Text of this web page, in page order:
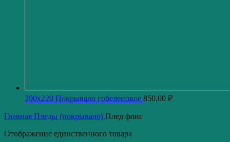
200x220 Покрывало гобеленовое 850,00 ₽
Главная Пледы (покрывало) Плед флис
Отображение единственного товара